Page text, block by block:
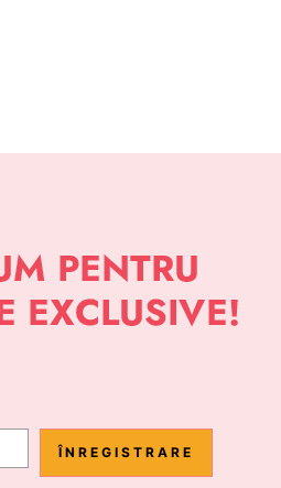
ÎNREGISTRARE